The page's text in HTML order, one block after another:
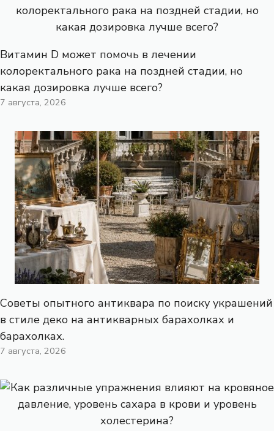
Витамин D может помочь в лечении
колоректального рака на поздней стадии, но
какая дозировка лучше всего?
7 августа, 2026
Советы опытного антиквара по поиску украшений
в стиле деко на антикварных барахолках и
барахолках.
7 августа, 2026